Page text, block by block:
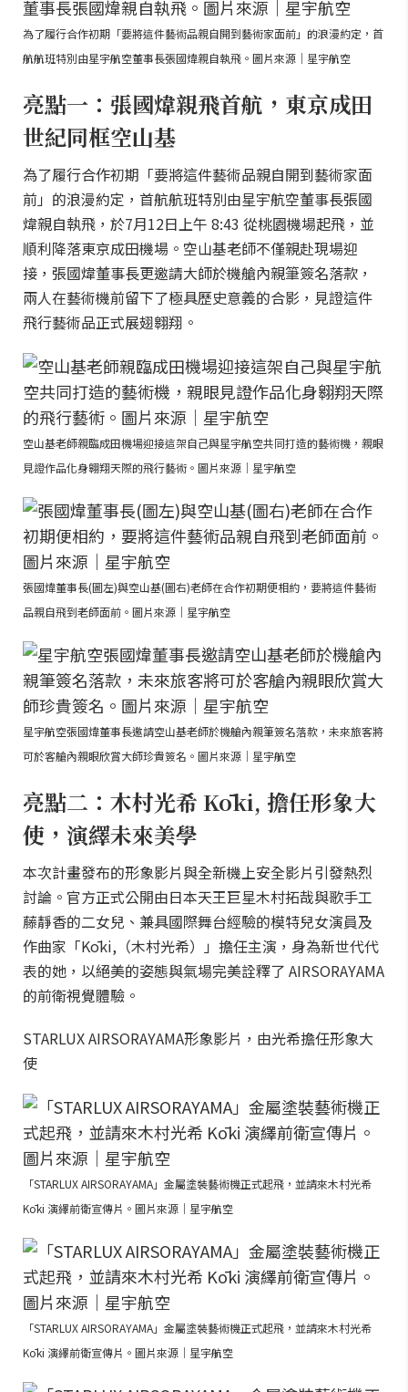
為了履行合作初期「要將這件藝術品親自開到藝術家面前」的浪漫約定，首
航航班特別由星宇航空董事長張國煒親自執飛。圖片來源｜星宇航空
亮點一：張國煒親飛首航，東京成田
世紀同框空山基
為了履行合作初期「要將這件藝術品親自開到藝術家面
前」的浪漫約定，首航航班特別由星宇航空董事長張國
煒親自執飛，於7月12日上午 8:43 從桃園機場起飛，並
順利降落東京成田機場。空山基老師不僅親赴現場迎
接，張國煒董事長更邀請大師於機艙內親筆簽名落款，
兩人在藝術機前留下了極具歷史意義的合影，見證這件
飛行藝術品正式展翅翱翔。
空山基老師親臨成田機場迎接這架自己與星宇航空共同打造的藝術機，親眼
見證作品化身翱翔天際的飛行藝術。圖片來源｜星宇航空
張國煒董事長(圖左)與空山基(圖右)老師在合作初期便相約，要將這件藝術
品親自飛到老師面前。圖片來源｜星宇航空
星宇航空張國煒董事長邀請空山基老師於機艙內親筆簽名落款，未來旅客將
可於客艙內親眼欣賞大師珍貴簽名。圖片來源｜星宇航空
亮點二：木村光希 Kōki, 擔任形象大
使，演繹未來美學
本次計畫發布的形象影片與全新機上安全影片引發熱烈
討論。官方正式公開由日本天王巨星木村拓哉與歌手工
藤靜香的二女兒、兼具國際舞台經驗的模特兒女演員及
作曲家「Kōki,（木村光希）」擔任主演，身為新世代代
表的她，以絕美的姿態與氣場完美詮釋了 AIRSORAYAMA
的前衛視覺體驗。
STARLUX AIRSORAYAMA形象影片，由光希擔任形象大
使
「STARLUX AIRSORAYAMA」金屬塗裝藝術機正式起飛，並請來木村光希
Kōki 演繹前衛宣傳片。圖片來源｜星宇航空
「STARLUX AIRSORAYAMA」金屬塗裝藝術機正式起飛，並請來木村光希
Kōki 演繹前衛宣傳片。圖片來源｜星宇航空